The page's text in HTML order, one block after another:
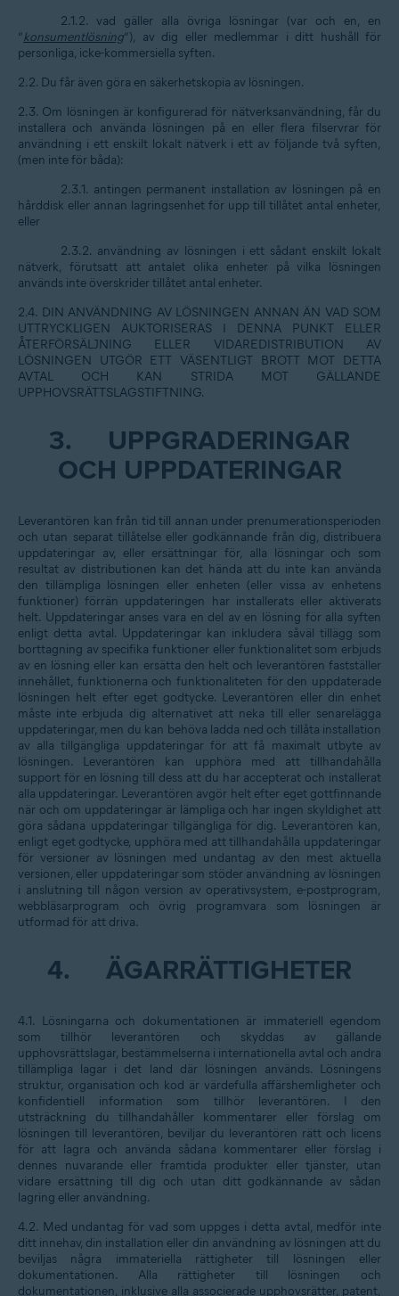
2.1.2. vad gäller alla övriga lösningar (var och en, en
”konsumentlösning”), av dig eller medlemmar i ditt hushåll för
personliga, icke-kommersiella syften.
2.2. Du får även göra en säkerhetskopia av lösningen.
2.3. Om lösningen är konfigurerad för nätverksanvändning, får du
installera och använda lösningen på en eller flera filservrar för
användning i ett enskilt lokalt nätverk i ett av följande två syften,
(men inte för båda):
2.3.1. antingen permanent installation av lösningen på en
hårddisk eller annan lagringsenhet för upp till tillåtet antal enheter,
eller
2.3.2. användning av lösningen i ett sådant enskilt lokalt
nätverk, förutsatt att antalet olika enheter på vilka lösningen
används inte överskrider tillåtet antal enheter.
2.4. DIN ANVÄNDNING AV LÖSNINGEN ANNAN ÄN VAD SOM
UTTRYCKLIGEN AUKTORISERAS I DENNA PUNKT ELLER
ÅTERFÖRSÄLJNING ELLER VIDAREDISTRIBUTION AV
LÖSNINGEN UTGÖR ETT VÄSENTLIGT BROTT MOT DETTA
AVTAL OCH KAN STRIDA MOT GÄLLANDE
UPPHOVSRÄTTSLAGSTIFTNING.
3.
UPPGRADERINGAR
OCH UPPDATERINGAR
Leverantören kan från tid till annan under prenumerationsperioden
och utan separat tillåtelse eller godkännande från dig, distribuera
uppdateringar av, eller ersättningar för, alla lösningar och som
resultat av distributionen kan det hända att du inte kan använda
den tillämpliga lösningen eller enheten (eller vissa av enhetens
funktioner) förrän uppdateringen har installerats eller aktiverats
helt. Uppdateringar anses vara en del av en lösning för alla syften
enligt detta avtal. Uppdateringar kan inkludera såväl tillägg som
borttagning av specifika funktioner eller funktionalitet som erbjuds
av en lösning eller kan ersätta den helt och leverantören fastställer
innehållet, funktionerna och funktionaliteten för den uppdaterade
lösningen helt efter eget godtycke. Leverantören eller din enhet
måste inte erbjuda dig alternativet att neka till eller senarelägga
uppdateringar, men du kan behöva ladda ned och tillåta installation
av alla tillgängliga uppdateringar för att få maximalt utbyte av
lösningen. Leverantören kan upphöra med att tillhandahålla
support för en lösning till dess att du har accepterat och installerat
alla uppdateringar. Leverantören avgör helt efter eget gottfinnande
när och om uppdateringar är lämpliga och har ingen skyldighet att
göra sådana uppdateringar tillgängliga för dig. Leverantören kan,
enligt eget godtycke, upphöra med att tillhandahålla uppdateringar
för versioner av lösningen med undantag av den mest aktuella
versionen, eller uppdateringar som stöder användning av lösningen
i anslutning till någon version av operativsystem, e-postprogram,
webbläsarprogram och övrig programvara som lösningen är
utformad för att driva.
4. ÄGARRÄTTIGHETER
4.1. Lösningarna och dokumentationen är immateriell egendom
som tillhör leverantören och skyddas av gällande
upphovsrättslagar, bestämmelserna i internationella avtal och andra
tillämpliga lagar i det land där lösningen används. Lösningens
struktur, organisation och kod är värdefulla affärshemligheter och
konfidentiell information som tillhör leverantören. I den
utsträckning du tillhandahåller kommentarer eller förslag om
lösningen till leverantören, beviljar du leverantören rätt och licens
för att lagra och använda sådana kommentarer eller förslag i
dennes nuvarande eller framtida produkter eller tjänster, utan
vidare ersättning till dig och utan ditt godkännande av sådan
lagring eller användning.
4.2. Med undantag för vad som uppges i detta avtal, medför inte
ditt innehav, din installation eller din användning av lösningen att du
beviljas några immateriella rättigheter till lösningen eller
dokumentationen. Alla rättigheter till lösningen och
dokumentationen, inklusive alla associerade upphovsrätter, patent,